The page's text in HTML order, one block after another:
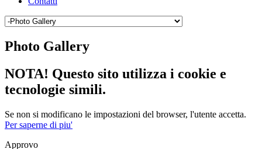
Photo Gallery
NOTA! Questo sito utilizza i cookie e
tecnologie simili.
Se non si modificano le impostazioni del browser, l'utente accetta.
Per saperne di piu'
Approvo